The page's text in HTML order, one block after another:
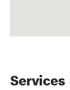
Services